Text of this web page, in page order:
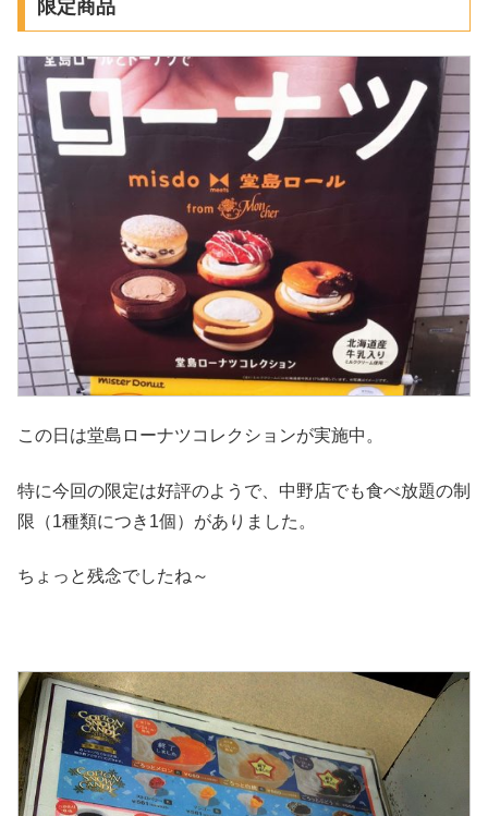
限定商品
この日は堂島ローナツコレクションが実施中。
特に今回の限定は好評のようで、中野店でも食べ放題の制
限（1種類につき1個）がありました。
ちょっと残念でしたね～